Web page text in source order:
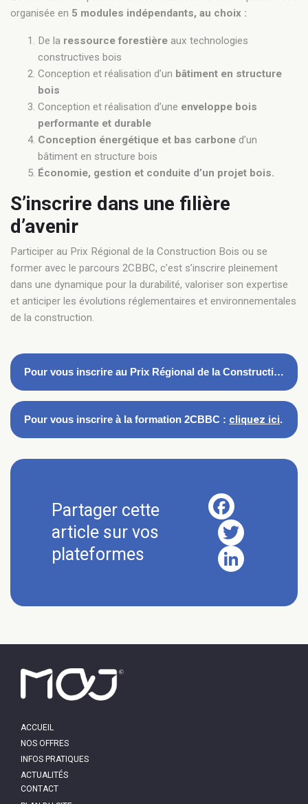
organisée en 5 modules indépendants, au choix :
De la ressource forestière aux technologies
constructives bois
Conception et réalisation d’un bâtiment en structure
bois
Conception et réalisation d’une enveloppe bois
performante et durable
Conception énergétique et bas carbone d’un
bâtiment en structure bois
Économie, gestion et conduite d’un projet bois.
S’inscrire dans une filière
d’avenir
Participer au Prix Régional de la Construction Bois ou se
former avec le parcours 2CBBC, c’est s’inscrire pleinement
dans une dynamique pour la durabilité, valoriser son expertise
et anticiper les évolutions réglementaires et environnementales
de la construction.
Pour vous inscrire au Prix Régional de la Construction Bois :
Pour vous inscrire à la formation 2CBBC : cliquez ici.
MAIN
ACCUEIL
NOS OFFRES
INFOS PRATIQUES
ACTUALITÉS
PIED
DE
CONTACT